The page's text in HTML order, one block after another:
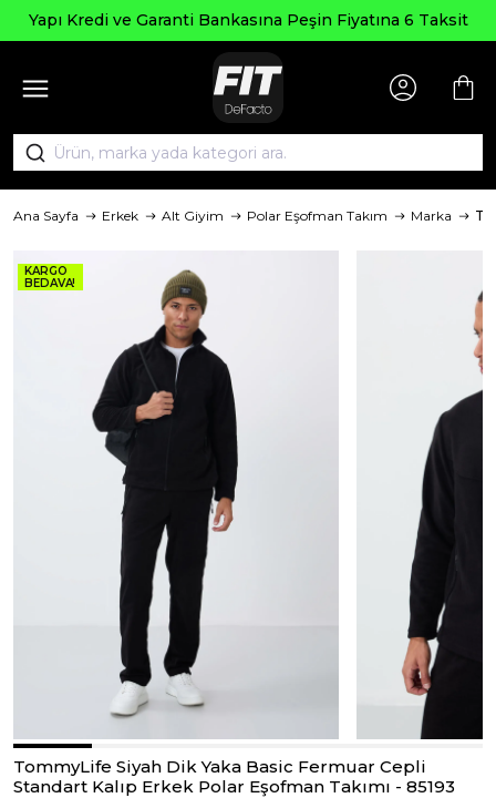
Yapı Kredi ve Garanti Bankasına Peşin Fiyatına 6 Taksit
Ana Sayfa Erkek Alt Giyim Polar Eşofman Takım Marka
KARGO
BEDAVA!
TommyLife Siyah Dik Yaka Basic Fermuar Cepli
Standart Kalıp Erkek Polar Eşofman Takımı - 85193